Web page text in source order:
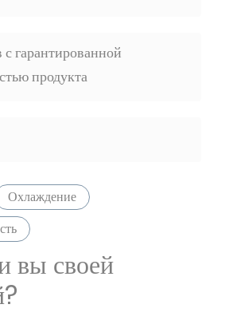
гарантированной
продукта
Охлаждение
вы своей